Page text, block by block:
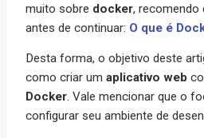
muito sobre docker, recomendo
antes de continuar: O que é
Desta forma, o objetivo deste
como criar um aplicativo web
Docker. Vale mencionar que o
configurar seu ambiente de